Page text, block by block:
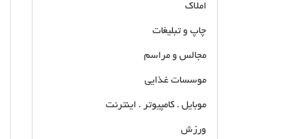
املاک
چاپ و تبلیغات
مجالس و مراسم
موسسات غذایی
موبایل . کامپیوتر . اینترنت
ورزش